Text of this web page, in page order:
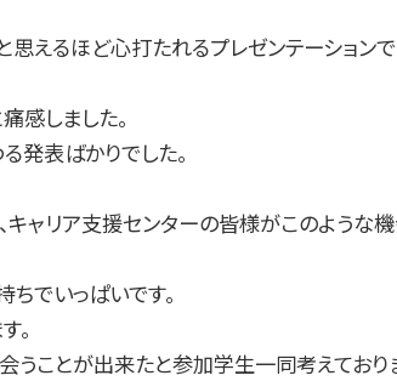
えるほど心打たれるプレゼンテーションで
感しました。
発表ばかりでした。
ャリア支援センターの皆様がこのような
でいっぱいです。
。
ことが出来たと参加学生一同考えており